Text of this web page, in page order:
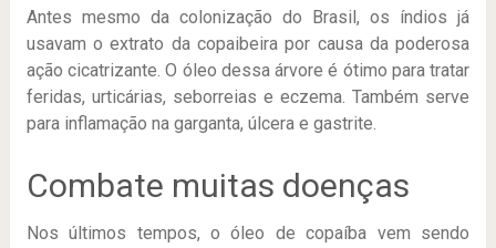
Antes mesmo da colonização do Brasil, os índios já
usavam o extrato da copaibeira por causa da poderosa
ação cicatrizante. O óleo dessa árvore é ótimo para tratar
feridas, urticárias, seborreias e eczema. Também serve
para inflamação na garganta, úlcera e gastrite.
Combate muitas doenças
Nos últimos tempos, o óleo de copaíba vem sendo